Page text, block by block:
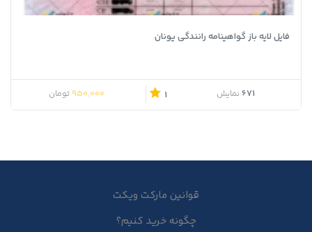
فایل لایه باز گواهینامه رانندگی یونان
671 نمایش 1
950,000تومان
قوانین مارکت ویکت
چگونه خرید کنیم؟